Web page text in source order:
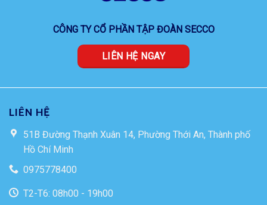
CÔNG TY CỔ PHẦN TẬP ĐOÀN SECCO
LIÊN HỆ NGAY
LIÊN HỆ
51B Đường Thạnh Xuân 14, Phường Thới An, Thành phố
Hồ Chí Minh
0975778400
T2-T6: 08h00 - 19h00